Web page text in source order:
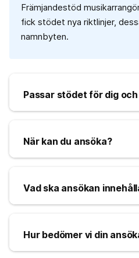
Främjandestöd
fick stödet nya riktlinjer,
namnbyten.
Passar stödet för dig
När kan du ansöka?
Vad ska ansökan
Hur bedömer vi din